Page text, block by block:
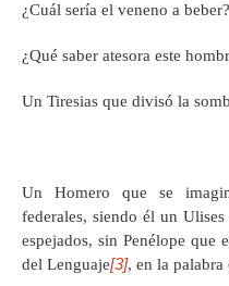
¿Cuál sería el veneno a
¿Qué saber atesora este
Un Tiresias que divisó la
Un Homero que se
federales, siendo él un
espejados, sin Penélope que
del Lenguaje[3], en la